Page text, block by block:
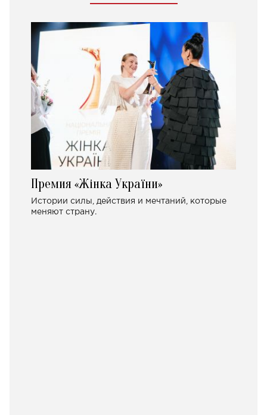
Премия «Жінка України»
Истории силы, действия и мечтаний, которые
меняют страну.